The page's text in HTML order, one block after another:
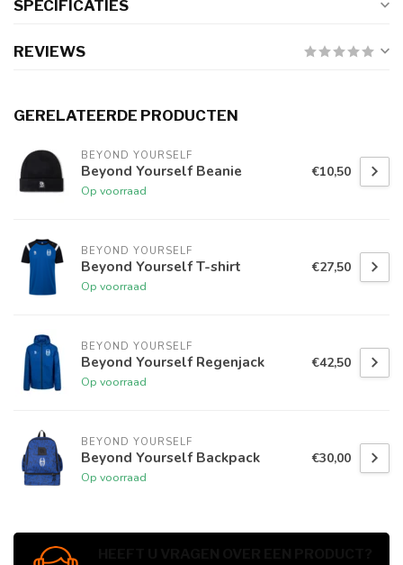
SPECIFICATIES
REVIEWS
GERELATEERDE PRODUCTEN
BEYOND YOURSELF
Beyond Yourself Beanie
Op voorraad
€10,50
BEYOND YOURSELF
Beyond Yourself T-shirt
Op voorraad
€27,50
BEYOND YOURSELF
Beyond Yourself Regenjack
Op voorraad
€42,50
BEYOND YOURSELF
Beyond Yourself Backpack
Op voorraad
€30,00